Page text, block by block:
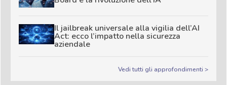
Il jailbreak universale alla vigilia dell’AI
Act: ecco l’impatto nella sicurezza
aziendale
Vedi tutti gli approfondimenti >